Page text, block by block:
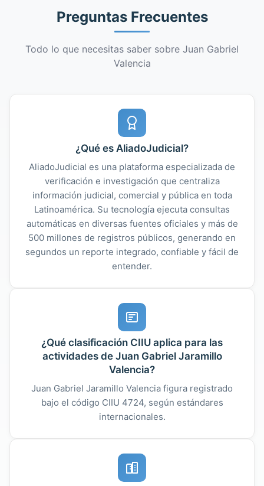
Preguntas Frecuentes
Todo lo que necesitas saber sobre Juan Gabriel
Valencia
¿Qué es AliadoJudicial?
AliadoJudicial es una plataforma especializada de
verificación e investigación que centraliza
información judicial, comercial y pública en toda
Latinoamérica. Su tecnología ejecuta consultas
automáticas en diversas fuentes oficiales y más de
500 millones de registros públicos, generando en
segundos un reporte integrado, confiable y fácil de
entender.
¿Qué clasificación CIIU aplica para las
actividades de Juan Gabriel Jaramillo
Valencia?
Juan Gabriel Jaramillo Valencia figura registrado
bajo el código CIIU 4724, según estándares
internacionales.